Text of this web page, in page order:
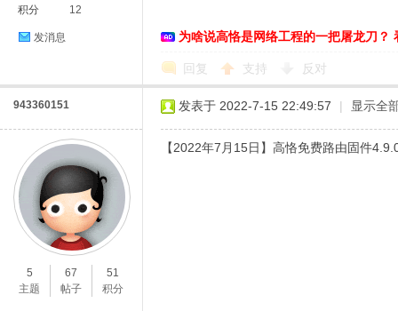
积分 12
发消息 为啥说高恪是网络工程的一把屠龙刀？
回复 支持 反对
943360151
5
主题
67
帖子
51
积分
发表于 2022-7-15 22:49:57 | 显示全
【2022年7月15日】高恪免费路由固件